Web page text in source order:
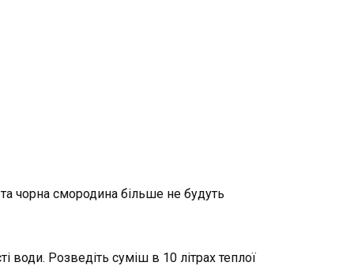
чорна смородина більше не будуть
води. Розведіть суміш в 10 літрах теплої